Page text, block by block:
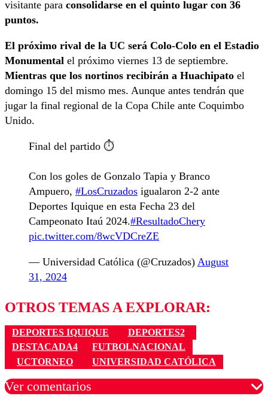
visitante para consolidarse en el quinto lugar con 36
puntos.
El próximo rival de la UC será Colo-Colo en el Estadio
Monumental el próximo viernes 13 de septiembre.
Mientras que los nortinos recibirán a Huachipato el
domingo 15 del mismo mes. Aunque antes tendrán que
jugar la final regional de la Copa Chile ante Coquimbo
Unido.
Final del partido ⏱️
Con los goles de Gonzalo Tapia y Branco
Ampuero, #LosCruzados igualaron 2-2 ante
Deportes Iquique en esta Fecha 23 del
Campeonato Itaú 2024.#ResultadoChery
pic.twitter.com/8wcVDCreZE
— Universidad Católica (@Cruzados) August
31, 2024
OTROS TEMAS A EXPLORAR:
DEPORTES IQUIQUE
DEPORTES2
DESTACADA4
FUTBOLNACIONAL
UCTORNEO
UNIVERSIDAD CATÓLICA
Ver comentarios